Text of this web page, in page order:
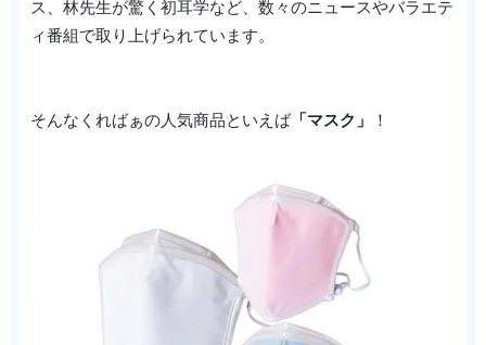
ス、林先生が驚く初耳学など、数々のニュースやバラエテ
ィ番組で取り上げられています。
そんなくればぁの人気商品といえば「マスク」 ！